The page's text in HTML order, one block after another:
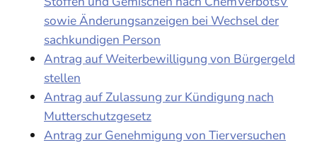
sowie Änderungsanzeigen bei Wechsel der
sachkundigen Person
Antrag auf Weiterbewilligung von Bürgergeld
stellen
Antrag auf Zulassung zur Kündigung nach
Mutterschutzgesetz
Antrag zur Genehmigung von Tierversuchen